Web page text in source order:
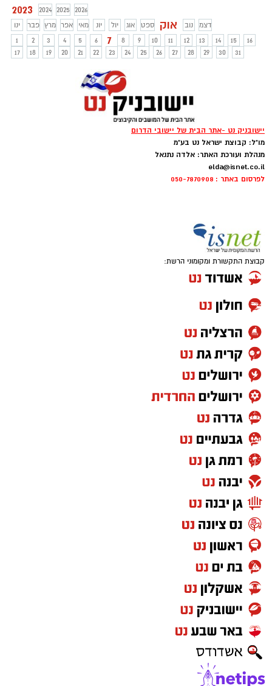
2023 2024 2025
2026
ינו
פבר מרץ אפר מאי יונ יול אוג ספט אוק נוב
דצמ
1
2 3 4 5 6 7 8 9 10 11 12 13 14 15
16
17
18 19 20 21 22 23 24 25 26 27 28 29 30 31
יישובניק נט -אתר הבית של יישובי הדרום
מו"ל: קבוצת ישראל נט בע"מ
מנהלת ועורכת האתר: אלדה נתנאל
elda@isnet.co.il
לפרסום באתר : 050-7870908
קבוצת התקשורת ומקומוני הרשת: